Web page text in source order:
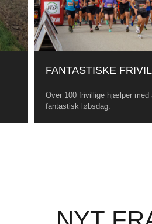
FANTASTISKE
Over 100 frivillige hjælper med
fantastisk løbsdag.